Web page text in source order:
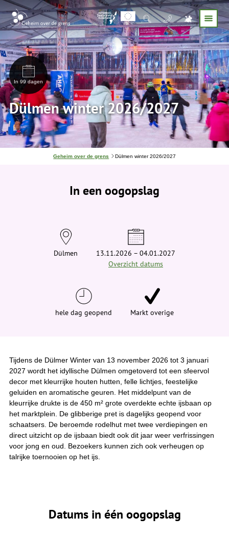
In 99 dagen
Dülmen winter 2026/2027
J
e
Geheim over de grens Dülmen winter 2026/2027
In een oogopslag
Dülmen
13.11.2026 – 04.01.2027
Overzicht datums
hele dag geopend Markt overige
Tijdens de Dülmer Winter van 13 november 2026 tot 3 januari
2027 wordt het idyllische Dülmen omgetoverd tot een sfeervol
decor met kleurrijke houten hutten, felle lichtjes, feestelijke
geluiden en aromatische geuren. Het middelpunt van de
kleurrijke drukte is de 450 m² grote overdekte echte ijsbaan op
het marktplein. De glibberige pret is dagelijks geopend voor
schaatsers. De beroemde rodelhut met twee verdiepingen en
direct uitzicht op de ijsbaan biedt ook dit jaar weer verfrissingen
voor jong en oud. Bezoekers kunnen zich ook verheugen op
talrijke toernooien op het ijs.
Datums in één oogopslag